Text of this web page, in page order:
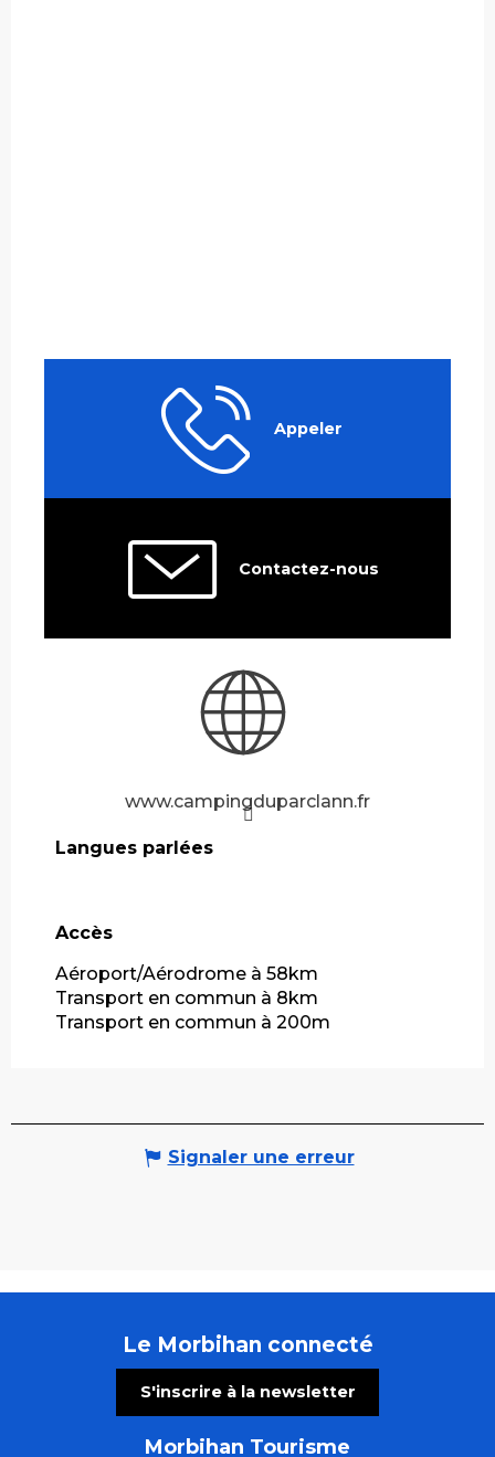
Appeler
Contactez-nous
www.campingduparclann.fr
Langues parlées
Langues parlées
Accès
Accès
Aéroport/Aérodrome à 58km
Transport en commun à 8km
Transport en commun à 200m
Signaler une erreur
Le Morbihan connecté
S'inscrire à la newsletter
Morbihan Tourisme